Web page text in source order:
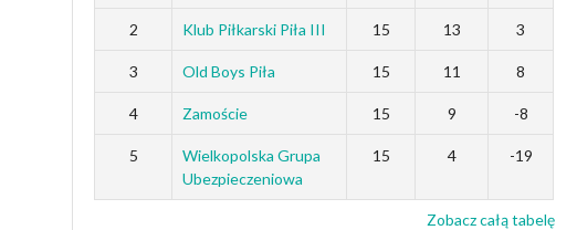
2 Klub Piłkarski Piła III 15 13 3
3 Old Boys Piła 15 11 8
4 Zamoście 15 9 -8
5
Wielkopolska Grupa
Ubezpieczeniowa
15 4 -19
Zobacz całą tabelę